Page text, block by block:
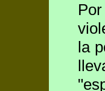
la